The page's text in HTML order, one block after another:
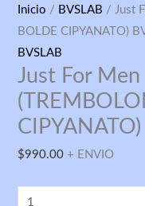
Inicio / BVSLAB / Just
BOLDE CIPYANATO)
BVSLAB
Just For
$990.00 + ENVIO
Just
For
Men
Max
(TREMBOLONA
BOLDE
BVSLAB